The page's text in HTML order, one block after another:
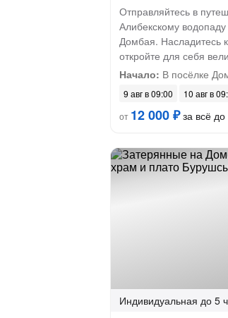
Отправляйтесь в
Алибекскому
Домбая. Насладитесь
откройте для себя
Начало: В посёлке
9 авг в 09:00
10 авг в
от 12 000 ₽за всё до
Индивидуальная до 5